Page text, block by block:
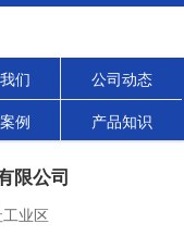
们 公司动态
例 产品知识
限公司
业区